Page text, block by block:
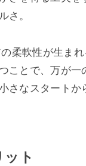
さ。
柔軟性が生ま
ことで、万が一
さなスタート
ト